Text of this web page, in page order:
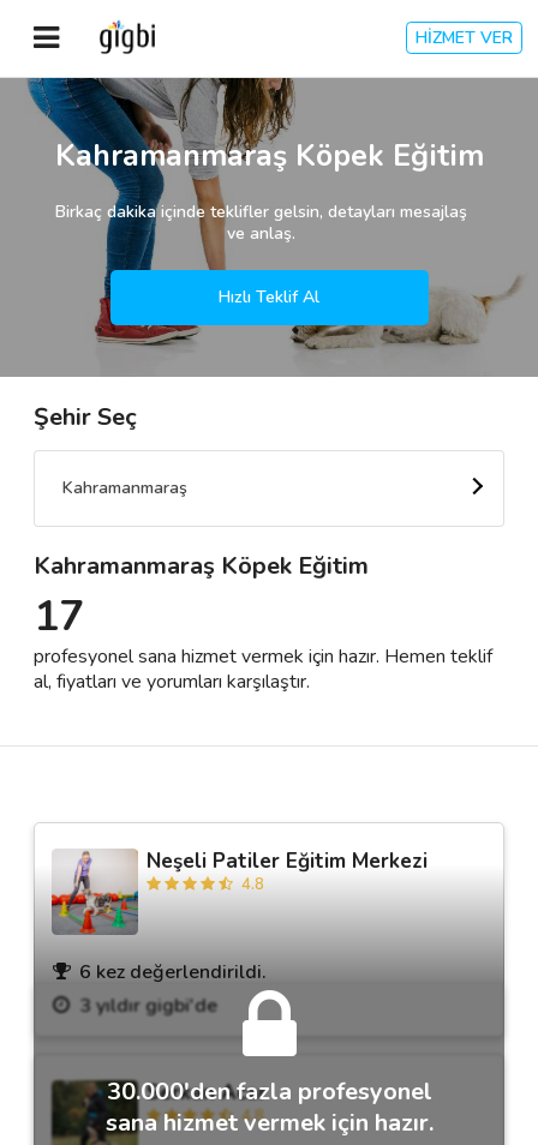
HİZMET VER
Anasayfa
Giriş Yap
Kayıt Ol
Kategoriler
🎈 Biz Kimiz?
🌟 Müşteri Değerlendirmeleri
Destek
İletişim
Kahramanmaraş Köpek Eğitim
Birkaç dakika içinde teklifler gelsin, detayları mesajlaş
ve anlaş.
Hızlı Teklif Al
Şehir Seç
Kahramanmaraş
Kahramanmaraş Köpek Eğitim
17
profesyonel sana hizmet vermek için hazır. Hemen teklif
al, fiyatları ve yorumları karşılaştır.
Neşeli Patiler Eğitim Merkezi
4.8
6 kez değerlendirildi.
3 yıldır gigbi'de
Serkan Acar
4.8
30.000'den fazla profesyonel
sana hizmet vermek için hazır.